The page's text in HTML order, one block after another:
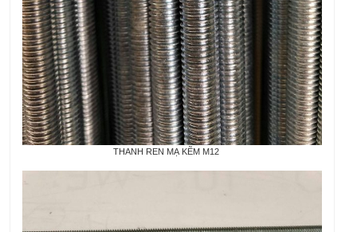
THANH REN MẠ KẼM M12